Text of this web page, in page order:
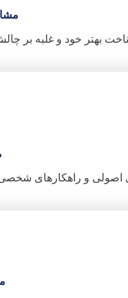
بهتر خود و غلبه بر
اصولی و راهکارهای